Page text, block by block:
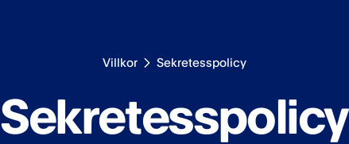
Villkor Sekretesspolicy
Sekretesspolicy